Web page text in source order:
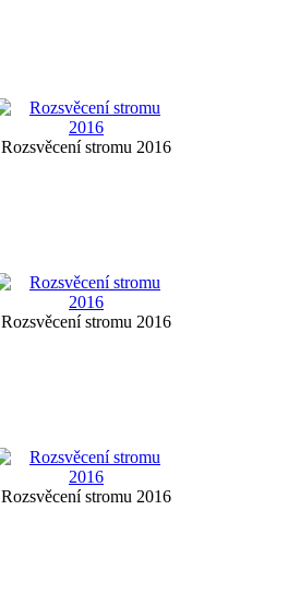
Rozsvěcení stromu 2016
Rozsvěcení stromu 2016
Rozsvěcení stromu 2016